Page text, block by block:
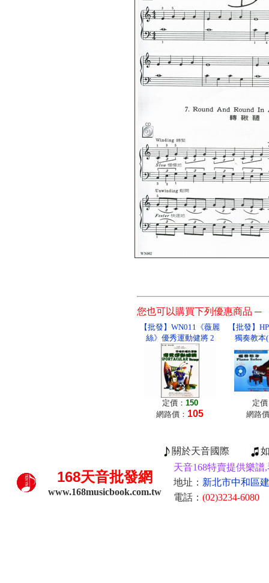
您也可以購買下列優惠商品 ─
【批發】WN011《薇麗
絲》優秀運動健將 2
定價： 150
網路價： 105
【批發】
獨奏教本
定
網路
關於天音國際
168天音批發網
www.168musicbook.com.tw
天音168特賣提供樂
地址： 新北市中和區
電話： (02)3234-6080